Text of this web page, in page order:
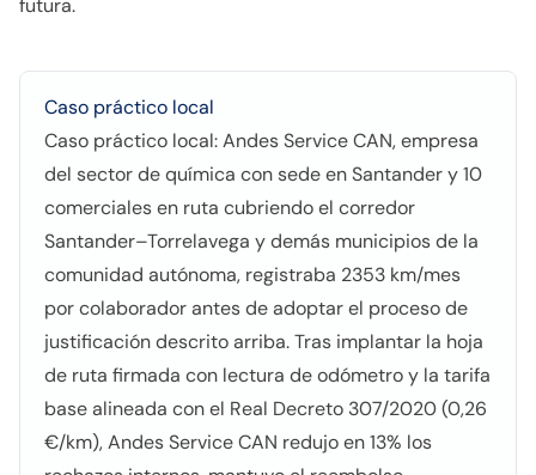
futura.
Caso práctico local
Caso práctico local: Andes Service CAN, empresa
del sector de química con sede en Santander y 10
comerciales en ruta cubriendo el corredor
Santander–Torrelavega y demás municipios de la
comunidad autónoma, registraba 2353 km/mes
por colaborador antes de adoptar el proceso de
justificación descrito arriba. Tras implantar la hoja
de ruta firmada con lectura de odómetro y la tarifa
base alineada con el Real Decreto 307/2020 (0,26
€/km), Andes Service CAN redujo en 13% los